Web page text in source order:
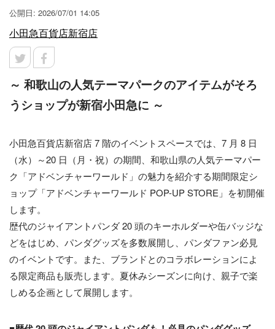
公開日: 2026/07/01 14:05
小田急百貨店新宿店
～ 和歌山の人気テーマパークのアイテムがそろ
うショップが新宿小田急に ～
小田急百貨店新宿店 7 階のイベントスペースでは、7 月 8 日
（水）～20 日（月・祝）の期間、和歌山県の人気テーマパー
ク「アドベンチャーワールド」の魅力を紹介する期間限定シ
ョップ「アドベンチャーワールド POP-UP STORE」を初開催
します。
歴代のジャイアントパンダ 20 頭のキーホルダーや缶バッジな
どをはじめ、パンダグッズを多数展開し、パンダファン必見
のイベントです。また、ブランドとのコラボレーションによ
る限定商品も販売します。夏休みシーズンに向け、親子で楽
しめる企画として展開します。